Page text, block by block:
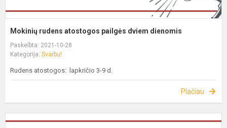
Mokinių rudens atostogos pailgės dviem dienomis
Paskelbta: 2021-10-28
Kategorija: Svarbu!
Rudens atostogos: lapkričio 3-9 d.
Plačiau